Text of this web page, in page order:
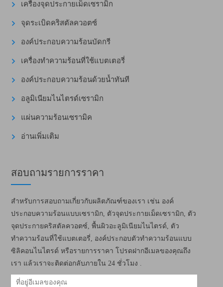
เครื่องจุดประกายเม็ดเซรามิก
จุดระเบิดคริสตัลควอตซ์
องค์ประกอบความร้อนบัดกรี
เครื่องทำความร้อนที่ใช้แบตเตอรี่
องค์ประกอบความร้อนด้วยน้ำทันที
อลูมิเนียมไนไตรด์เซรามิก
แผ่นความร้อนเซรามิค
อ่านเพิ่มเติม
สอบถามรายการราคา
สำหรับการสอบถามเกี่ยวกับผลิตภัณฑ์ของเรา เช่น องค์
ประกอบความร้อนแบบเซรามิก, ตัวจุดประกายเม็ดเซรามิก, ตัว
จุดประกายคริสตัลควอตซ์, พื้นผิวอะลูมิเนียมไนไตรด์, ตัว
ทำความร้อนที่ใช้แบตเตอรี่, องค์ประกอบตัวทำความร้อนแบบ
ซิลิคอนไนไตรด์ หรือรายการราคา โปรดฝากอีเมลของคุณถึง
เรา แล้วเราจะติดต่อกลับภายใน 24 ชั่วโมง .